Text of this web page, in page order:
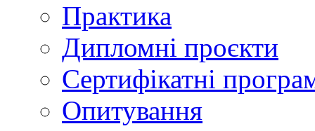
Практика
Дипломні проєкти
Сертифікатні
Опитування